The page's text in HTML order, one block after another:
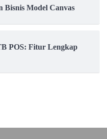
Bisnis Model Canvas
POS: Fitur Lengkap